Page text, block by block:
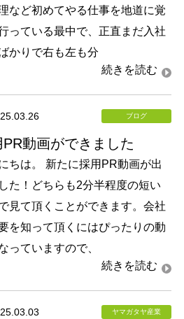
など初めてやる仕事を地道に覚
っている最中で、正直まだ入社
かりで右も左も分
ブログ
PR動画ができました
ちは。 新たに採用PR動画が出
た！どちらも2分半程度の短い
見て頂くことができます。会社
を知って頂くにはぴったりの動
っていますので、
ヤマガタヤ産業